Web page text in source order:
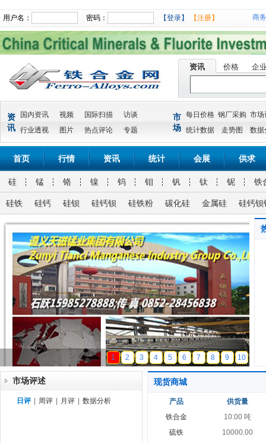
用户名： 密码： 【登录】 【注册】 商
资讯 价格 企
资
讯
国内资讯 视频 国际扫描
访谈
行业透视
图片 热点评论 专题
市
场
每日价格 钢厂采购 市场
统计数据
走势图 数据
首页 行情 资讯 统计 会展 供求
硅 锰 铬 镍 钨 钼 钒 钛 铌 铁
硅铁 硅钙 硅钡 硅钙钡 硅铁粉 碳化硅 金属硅 硅钙钡
天磁锰业
1 2 3 4 5 6 7 8 9 10
市场评述
日评 周评 月评 数据分析
现货商城
产品
供货量
铁合金
10.00 吨
硫铁
10000.00